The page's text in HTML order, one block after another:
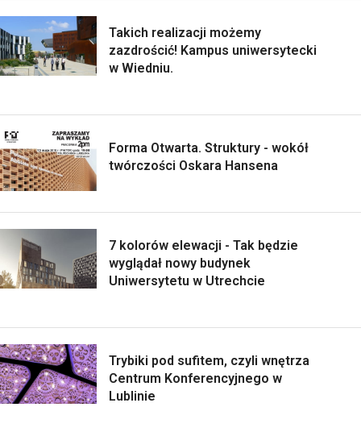
Takich realizacji możemy
zazdrościć! Kampus uniwersytecki
w Wiedniu.
Forma Otwarta. Struktury - wokół
twórczości Oskara Hansena
7 kolorów elewacji - Tak będzie
wyglądał nowy budynek
Uniwersytetu w Utrechcie
Trybiki pod sufitem, czyli wnętrza
Centrum Konferencyjnego w
Lublinie